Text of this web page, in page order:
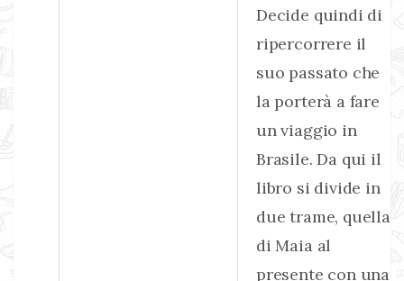
Decide quindi di
ripercorrere il
suo passato che
la porterà a fare
un viaggio in
Brasile. Da qui il
libro si divide in
due trame, quella
di Maia al
presente con una